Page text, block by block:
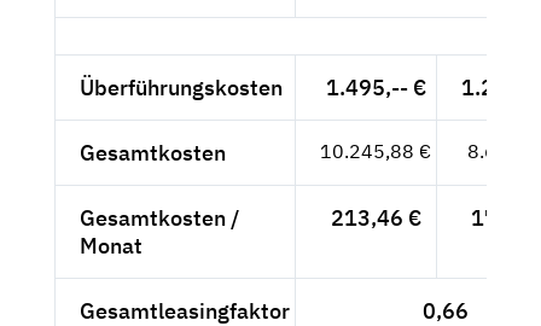
Überführungskosten 1.495,-- €
Gesamtkosten 10.245,88 €
Gesamtkosten /
Monat
213,46 €
Gesamtleasingfaktor 0,66